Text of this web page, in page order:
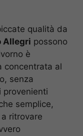
qualità da
Allegri possono
è
concentrata al
senza
provenienti
semplice,
ritrovare